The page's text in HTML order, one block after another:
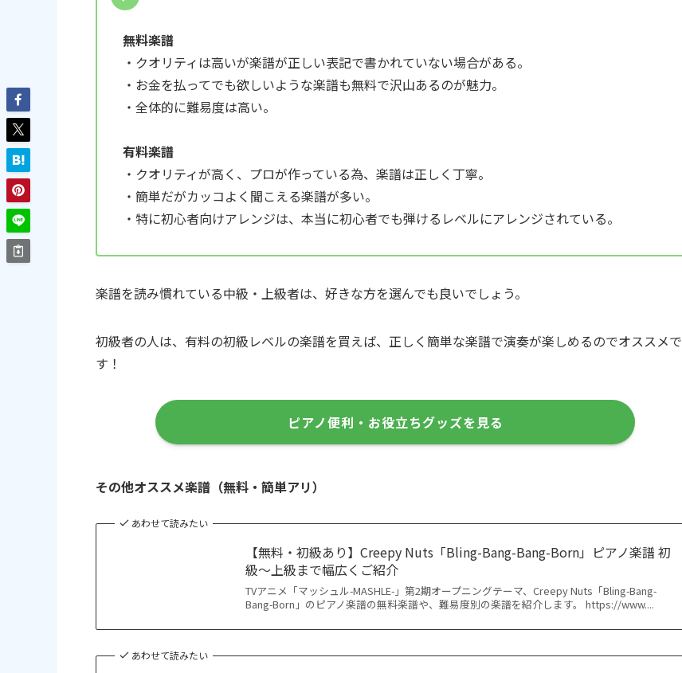
無料楽譜
・クオリティは高いが楽譜が正しい表記で書かれていない場合がある。
・お金を払ってでも欲しいような楽譜も無料で沢山あるのが魅力。
・全体的に難易度は高い。
有料楽譜
・クオリティが高く、プロが作っている為、楽譜は正しく丁寧。
・簡単だがカッコよく聞こえる楽譜が多い。
・特に初心者向けアレンジは、本当に初心者でも弾けるレベルにアレンジされている。
楽譜を読み慣れている中級・上級者は、好きな方を選んでも良いでしょう。
初級者の人は、有料の初級レベルの楽譜を買えば、正しく簡単な楽譜で演奏が楽しめるのでオススメで
す！
ピアノ便利・お役立ちグッズを見る
その他オススメ楽譜（無料・簡単アリ）
あわせて読みたい
【無料・初級あり】Creepy Nuts「Bling-Bang-Bang-Born」ピアノ楽譜 初
級〜上級まで幅広くご紹介
TVアニメ「マッシュル-MASHLE-」第2期オープニングテーマ、Creepy Nuts「Bling-Bang-
Bang-Born」のピアノ楽譜の無料楽譜や、難易度別の楽譜を紹介します。 https://www....
あわせて読みたい